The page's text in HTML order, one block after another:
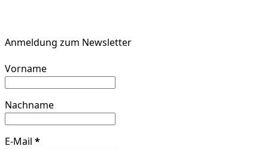
Anmeldung zum Newsletter
Vorname
Nachname
E-Mail *